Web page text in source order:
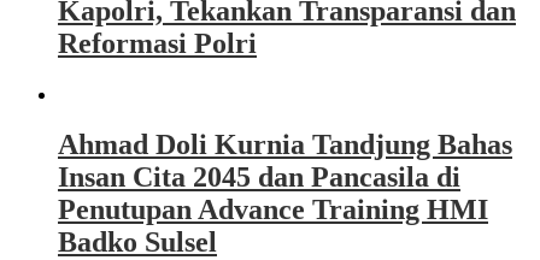
Kapolri, Tekankan Transparansi dan
Reformasi Polri
Ahmad Doli Kurnia Tandjung Bahas
Insan Cita 2045 dan Pancasila di
Penutupan Advance Training HMI
Badko Sulsel